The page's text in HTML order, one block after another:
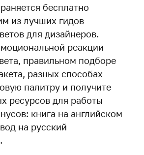
бесплатно
из лучших гидов
для дизайнеров.
реакции
правильном подборе
разных способах
палитру и получите
ресурсов для работы
книга на английском
на русский